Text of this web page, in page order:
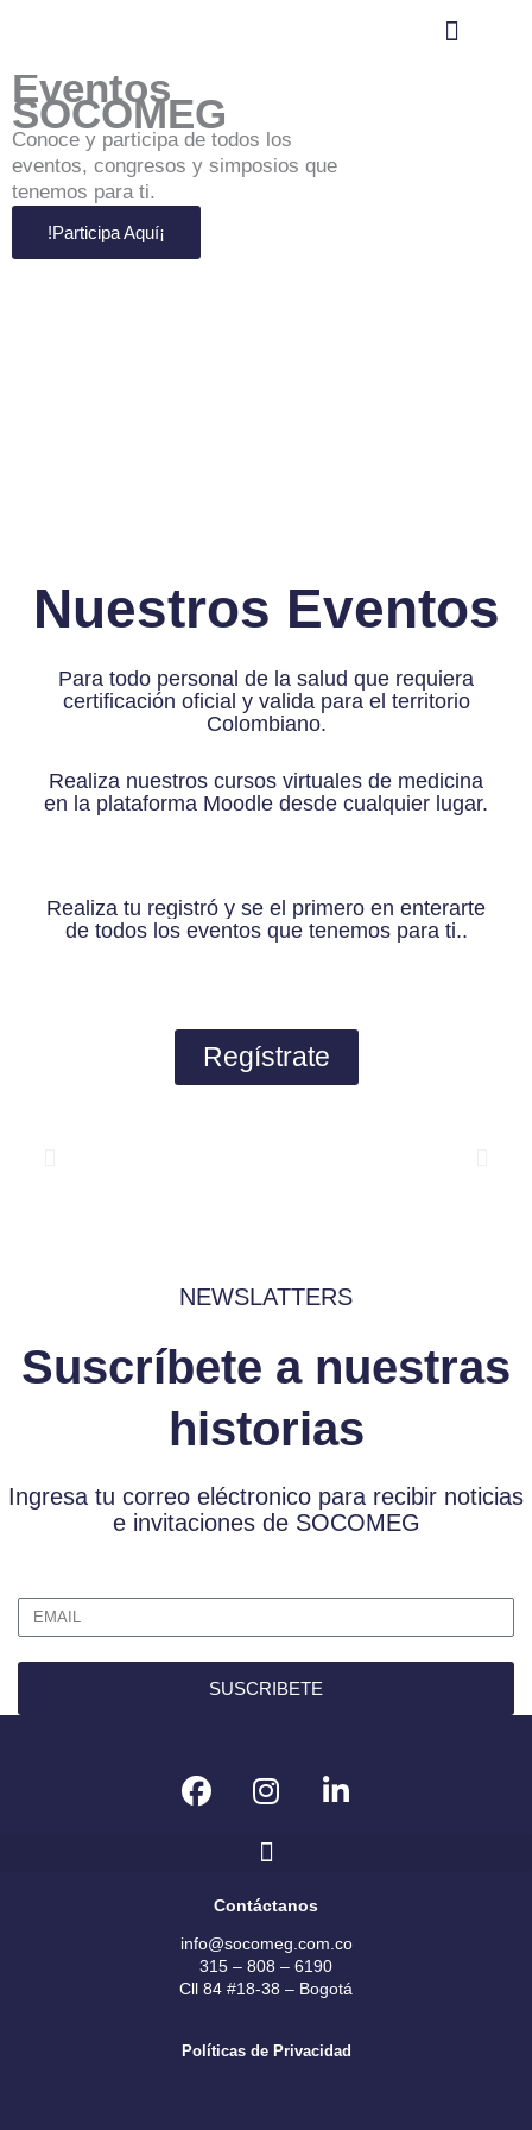
Eventos
SOCOMEG
Conoce y participa de todos los
eventos, congresos y simposios que
tenemos para ti.
!Participa Aquí¡
Nuestros Eventos
Para todo personal de la salud que requiera
certificación oficial y valida para el territorio
Colombiano.
Realiza nuestros cursos virtuales de medicina
en la plataforma Moodle desde cualquier lugar.
Realiza tu registró y se el primero en enterarte
de todos los eventos que tenemos para ti..
Regístrate
NEWSLATTERS
Suscríbete a nuestras
historias
Ingresa tu correo eléctronico para recibir noticias
e invitaciones de SOCOMEG
SUSCRIBETE
F
a
o
k
I
n
s
t
a
g
r
a
L
i
i
n
Contáctanos
info@socomeg.com.co
315 – 808 – 6190
Cll 84 #18-38 – Bogotá
Políticas de Privacidad